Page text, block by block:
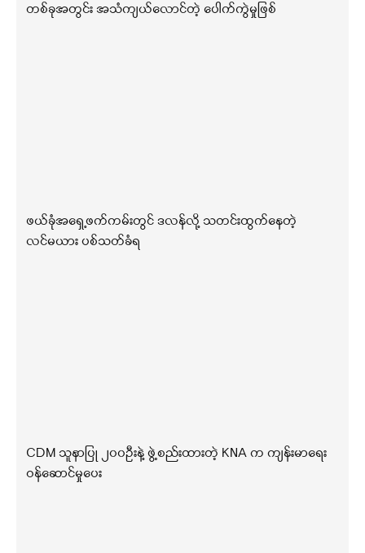
တစ်ခုအတွင်း အသံကျယ်လောင်တဲ့ ပေါက်ကွဲမှုဖြစ်
ဖယ်ခုံအရှေ့ဖက်ကမ်းတွင် ဒလန်လို့ သတင်းထွက်နေတဲ့
လင်မယား ပစ်သတ်ခံရ
CDM သူနာပြု ၂၀၀ဦးနဲ့ ဖွဲ့စည်းထားတဲ့ KNA က ကျန်းမာရေး
ဝန်ဆောင်မှုပေး